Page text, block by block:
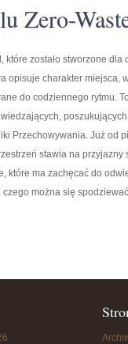
Zero-
które zostało stworzone
opisuje charakter miejsca,
do codziennego rytmu.
Przechowywania. Już od
stawia na przyjazny
które ma zachęcać do
można się